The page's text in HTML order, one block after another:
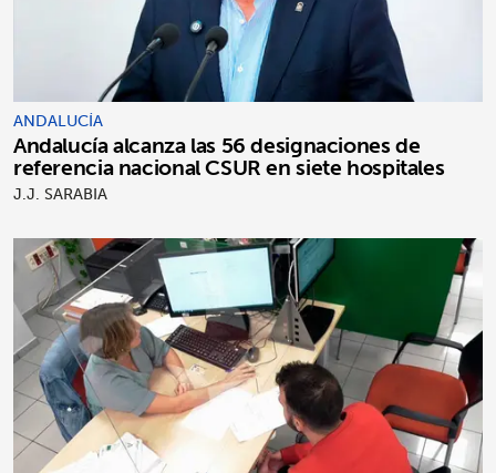
ANDALUCÍA
Andalucía alcanza las 56 designaciones de
referencia nacional CSUR en siete hospitales
J.J. SARABIA